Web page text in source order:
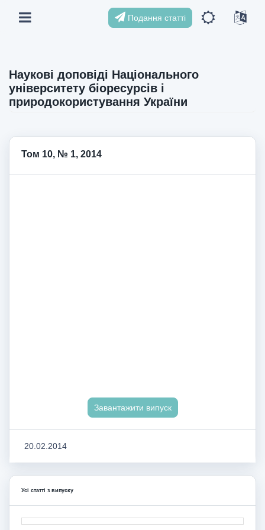
Подання статті
Наукові доповіді Національного
університету біоресурсів і
природокористування України
Том 10, № 1, 2014
Завантажити випуск
20.02.2014
Усі статті з випуску